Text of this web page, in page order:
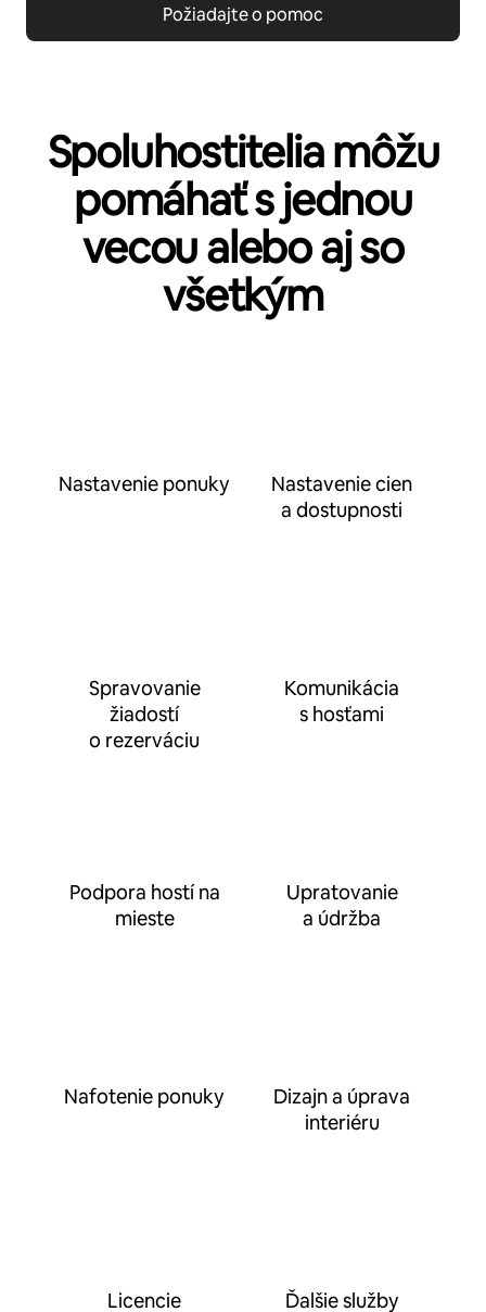
Požiadajte o pomoc
Spoluhostitelia môžu
pomáhať s jednou
vecou alebo aj so
všetkým
Nastavenie ponuky
Nastavenie cien
a dostupnosti
Spravovanie
žiadostí
o rezerváciu
Komunikácia
s hosťami
Podpora hostí na
mieste
Upratovanie
a údržba
Nafotenie ponuky
Dizajn a úprava
interiéru
Licencie Ďalšie služby